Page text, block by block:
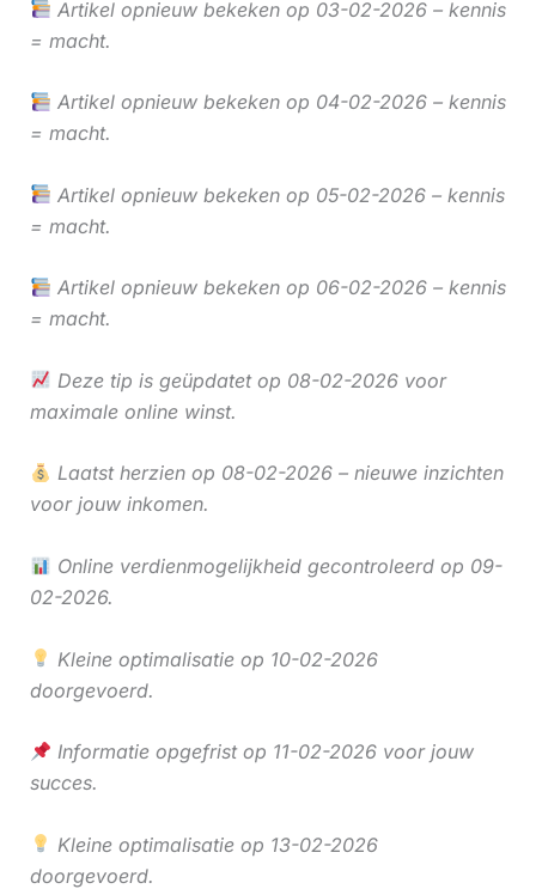
Artikel opnieuw bekeken op 03-02-2026 – kennis
= macht.
Artikel opnieuw bekeken op 04-02-2026 – kennis
= macht.
Artikel opnieuw bekeken op 05-02-2026 – kennis
= macht.
Artikel opnieuw bekeken op 06-02-2026 – kennis
= macht.
Deze tip is geüpdatet op 08-02-2026 voor
maximale online winst.
Laatst herzien op 08-02-2026 – nieuwe inzichten
voor jouw inkomen.
Online verdienmogelijkheid gecontroleerd op 09-
02-2026.
Kleine optimalisatie op 10-02-2026
doorgevoerd.
Informatie opgefrist op 11-02-2026 voor jouw
succes.
Kleine optimalisatie op 13-02-2026
doorgevoerd.